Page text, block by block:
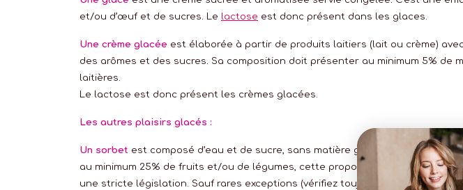
et/ou d’œuf et de sucres. Le lactose est donc présent dans les glaces.
Une crème glacée est élaborée à partir de produits laitiers (lait ou crème)
des arômes et des sucres. Sa composition doit présenter au minimum 5% de
laitières.
Le lactose est donc présent les crèmes glacées.
Les autres plaisirs glacés :
Un sorbet est composé d’eau et de sucre, sans matière grasse (pas de
au minimum 25% de fruits et/ou de légumes, cette proportion étant soumise
une stricte législation. Sauf rares exceptions (vérifiez toujours la composition),